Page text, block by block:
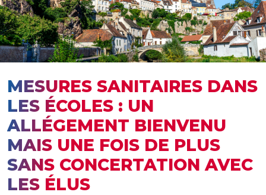
MESURES SANITAIRES DANS
LES ÉCOLES : UN
ALLÉGEMENT BIENVENU
MAIS UNE FOIS DE PLUS
SANS CONCERTATION AVEC
LES ÉLUS